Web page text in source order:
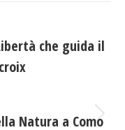
che guida il
Natura a Como